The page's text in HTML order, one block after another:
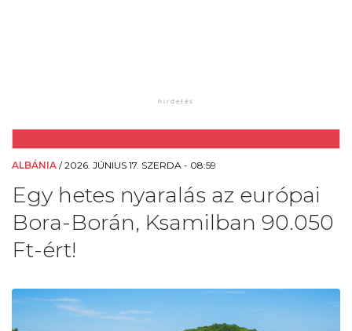
ALBÁNIA /2026. JÚNIUS 17. SZERDA - 08:59
Egy hetes nyaralás az európai
Bora-Borán, Ksamilban 90.050
Ft-ért!